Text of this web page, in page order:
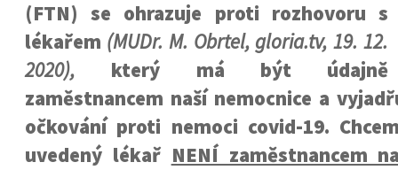
(FTN) se ohrazuje proti rozhovoru s
lékařem (MUDr. M. Obrtel, gloria.tv, 19. 12.
2020), který má být údajně
zaměstnancem naší nemocnice a
očkování proti nemoci covid-19.
uvedený lékař NENÍ zaměstnancem